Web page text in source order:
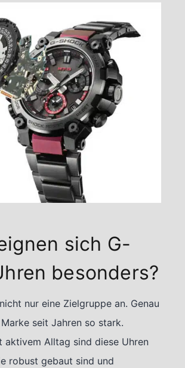
sich G-
besonders?
nur eine Zielgruppe an. Genau
seit Jahren so stark.
aktivem Alltag sind diese Uhren
robust gebaut sind und